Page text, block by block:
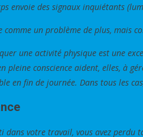
envoie des signaux inquiétants
un problème de plus, mais
une activité physique est une
conscience aident, elles, à
en fin de journée. Dans tous les
dans votre travail, vous avez perdu